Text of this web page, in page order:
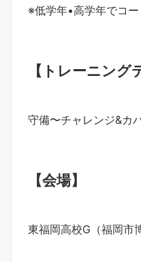
※低学年•高学年でコ
【トレーニング
守備〜チャレンジ&カ
【会場】
東福岡高校G（福岡市